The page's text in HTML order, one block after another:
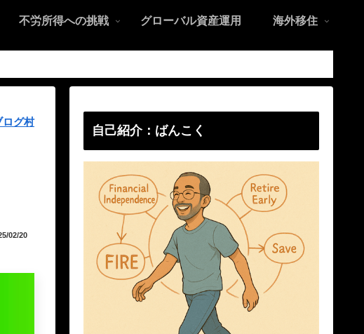
不労所得への挑戦 グローバル資産運用 海外移住
ログ村
02/20
自己紹介：ばんこく